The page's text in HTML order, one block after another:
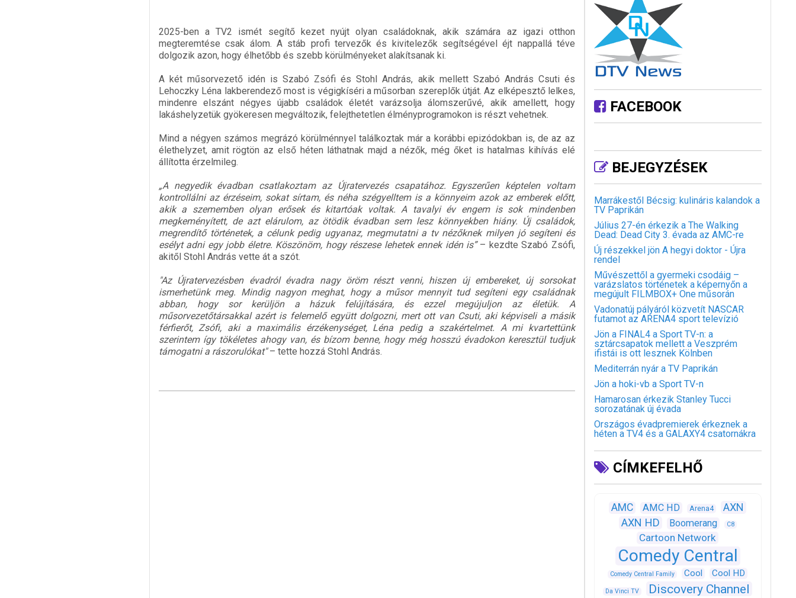
2025-ben a TV2 ismét segítő kezet nyújt olyan családoknak, akik számára az igazi otthon
megteremtése csak álom. A stáb profi tervezők és kivitelezők segítségével éjt nappallá téve
dolgozik azon, hogy élhetőbb és szebb körülményeket alakítsanak ki.
A két műsorvezető idén is Szabó Zsófi és Stohl András, akik mellett Szabó András Csuti és
Lehoczky Léna lakberendező most is végigkíséri a műsorban szereplők útját. Az elképesztő lelkes,
mindenre elszánt négyes újabb családok életét varázsolja álomszerűvé, akik amellett, hogy
lakáshelyzetük gyökeresen megváltozik, felejthetetlen élményprogramokon is részt vehetnek.
Mind a négyen számos megrázó körülménnyel találkoztak már a korábbi epizódokban is, de az az
élethelyzet, amit rögtön az első héten láthatnak majd a nézők, még őket is hatalmas kihívás elé
állította érzelmileg.
„A negyedik évadban csatlakoztam az Újratervezés csapatához. Egyszerűen képtelen voltam
kontrollálni az érzéseim, sokat sírtam, és néha szégyelltem is a könnyeim azok az emberek előtt,
akik a szememben olyan erősek és kitartóak voltak. A tavalyi év engem is sok mindenben
megkeményített, de azt elárulom, az ötödik évadban sem lesz könnyekben hiány. Új családok,
megrendítő történetek, a célunk pedig ugyanaz, megmutatni a tv nézőknek milyen jó segíteni és
esélyt adni egy jobb életre. Köszönöm, hogy részese lehetek ennek idén is”– kezdte Szabó Zsófi,
akitől Stohl András vette át a szót.
"Az Újratervezésben évadról évadra nagy öröm részt venni, hiszen új embereket, új sorsokat
ismerhetünk meg. Mindig nagyon meghat, hogy a műsor mennyit tud segíteni egy családnak
abban, hogy sor kerüljön a házuk felújítására, és ezzel megújuljon az életük. A
műsorvezetőtársakkal azért is felemelő együtt dolgozni, mert ott van Csuti, aki képviseli a másik
férfierőt, Zsófi, aki a maximális érzékenységet, Léna pedig a szakértelmet. A mi kvartettünk
szerintem így tökéletes ahogy van, és bízom benne, hogy még hosszú évadokon keresztül tudjuk
támogatni a rászorulókat"– tette hozzá Stohl András.
FACEBOOK
BEJEGYZÉSEK
Marrákestől Bécsig: kulináris kalandok a
TV Paprikán
Július 27-én érkezik a The Walking
Dead: Dead City 3. évada az AMC-re
Új részekkel jön A hegyi doktor - Újra
rendel
Művészettől a gyermeki csodáig –
varázslatos történetek a képernyőn a
megújult FILMBOX+ One műsorán
Vadonatúj pályáról közvetít NASCAR
futamot az ARENA4 sport televízió
Jön a FINAL4 a Sport TV-n: a
sztárcsapatok mellett a Veszprém
ifistái is ott lesznek Kölnben
Mediterrán nyár a TV Paprikán
Jön a hoki-vb a Sport TV-n
Hamarosan érkezik Stanley Tucci
sorozatának új évada
Országos évadpremierek érkeznek a
héten a TV4 és a GALAXY4 csatornákra
CÍMKEFELHŐ
AMC AMC HD Arena4
AXN
AXN HD
Boomerang C8
Cartoon Network
Comedy Central
Comedy Central Family Cool Cool HD
Da Vinci TV Discovery Channel